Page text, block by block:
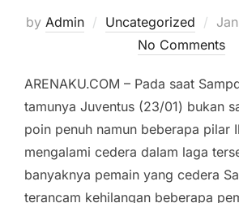
by Admin Uncategorized
on
No Comments
ARENAKU.COM – Pada saat
tamunya Juventus (23/01) bukan
poin penuh namun beberapa pilar
mengalami cedera dalam laga
banyaknya pemain yang cedera
terancam kehilangan beberapa